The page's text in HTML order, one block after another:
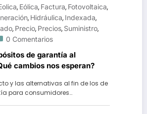
, Eólica, Factura, Fotovoltaica,
, Hidráulica, Indexada,
, Precio, Precios, Suministro,
0 Comentarios
de garantía al
cambios nos esperan?
y las alternativas al fin de los de
para consumidores…